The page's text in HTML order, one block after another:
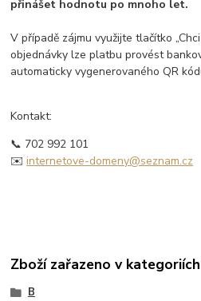
přinášet hodnotu po mnoho let.
V případě zájmu využijte tlačítko
objednávky lze platbu provést
automaticky vygenerovaného QR
Kontakt:
📞 702 992 101
✉️internetove-domeny@seznam.cz
Zboží zařazeno v kategoriích
B